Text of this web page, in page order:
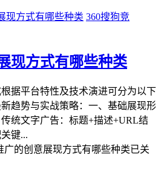
360搜狗竞
现方式有哪些种类
据平台特性及技术演进可分为以下
趋势与实战策略：一、‌基础展现形
统文字广告：标题+描述+URL结
键...
广的创意展现方式有哪些种类已关